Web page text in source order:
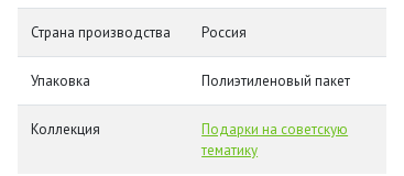
Страна производства Россия
Упаковка Полиэтиленовый пакет
Коллекция
Подарки на советскую
тематику